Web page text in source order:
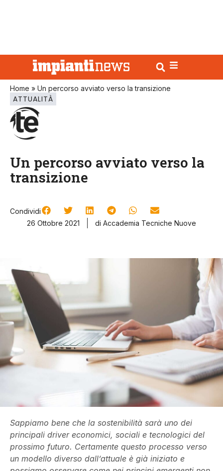
Home » Un percorso avviato verso la transizione
ATTUALITÀ
Un percorso avviato verso la
transizione
Condividi
26 Ottobre 2021
di Accademia Tecniche Nuove
Sappiamo bene che la sostenibilità sarà uno dei
principali driver economici, sociali e tecnologici del
prossimo futuro. Certamente questo processo verso
un modello diverso dall’attuale è già iniziato e